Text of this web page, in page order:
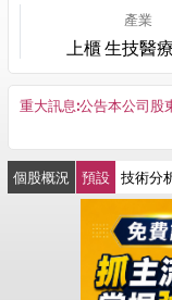
產業
上櫃 生技醫
重大訊息:公告本公司股
個股概況 預設 技術分